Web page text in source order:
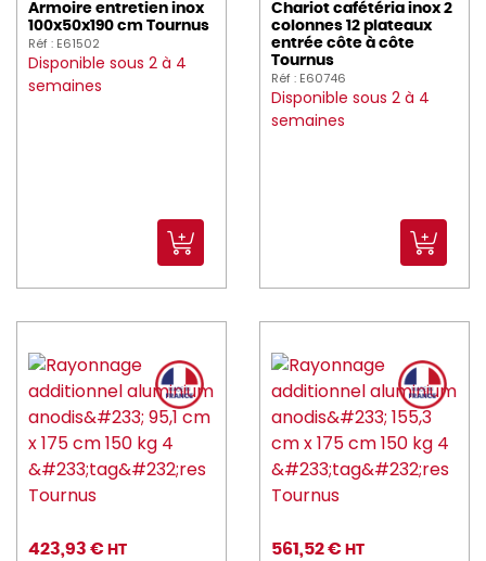
Armoire entretien inox
100x50x190 cm Tournus
Réf : E61502
Disponible sous 2 à 4
semaines
Chariot cafétéria inox 2
colonnes 12 plateaux
entrée côte à côte
Tournus
Réf : E60746
Disponible sous 2 à 4
semaines
423,93 € HT
561,52 € HT